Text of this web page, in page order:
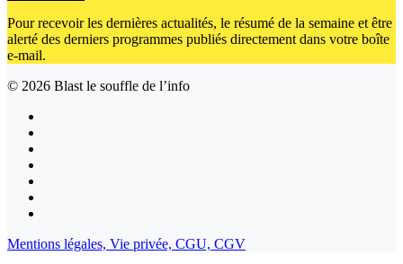
Pour recevoir les dernières actualités, le résumé de la semaine et être
alerté des derniers programmes publiés directement dans votre boîte
e-mail.
© 2026 Blast le souffle de l’info
Mentions légales, Vie privée, CGU, CGV